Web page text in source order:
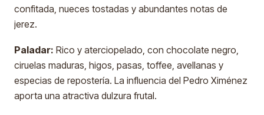
confitada, nueces tostadas y abundantes notas de
jerez.
Paladar: Rico y aterciopelado, con chocolate negro,
ciruelas maduras, higos, pasas, toffee, avellanas y
especias de repostería. La influencia del Pedro Ximénez
aporta una atractiva dulzura frutal.